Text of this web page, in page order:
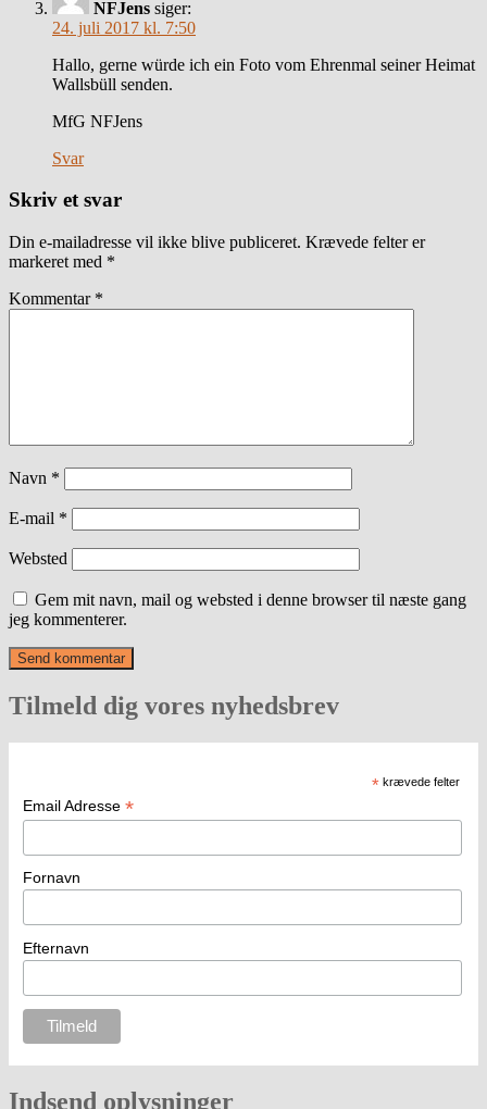
NFJens siger:
24. juli 2017 kl. 7:50
Hallo, gerne würde ich ein Foto vom Ehrenmal seiner Heimat
Wallsbüll senden.
MfG NFJens
Svar
Skriv et svar
Din e-mailadresse vil ikke blive publiceret. Krævede felter er
markeret med *
Kommentar *
Navn *
E-mail *
Websted
Gem mit navn, mail og websted i denne browser til næste gang
jeg kommenterer.
Tilmeld dig vores nyhedsbrev
* krævede felter
Email Adresse *
Fornavn
Efternavn
Indsend oplysninger